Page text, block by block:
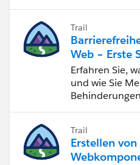
Trail
Web – Erste
Erfahren Sie,
und wie Sie
Trail
Erstellen